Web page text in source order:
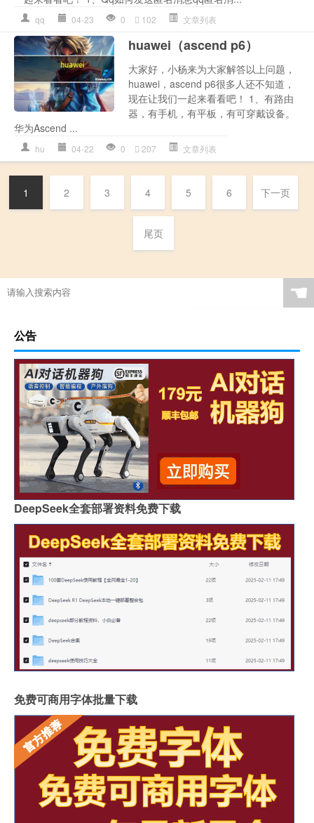
qq 04-23 0 102 文章列表
huawei（ascend p6）
大家好，小杨来为大家解答以上问题，
huawei，ascend p6很多人还不知道，
现在让我们一起来看看吧！ 1、有路由
器，有手机，有平板，有可穿戴设备。
华为Ascend ...
hu 04-22 0 207 文章列表
1 2 3 4 5 6 下一页
尾页
☚
公告
DeepSeek全套部署资料免费下载
免费可商用字体批量下载